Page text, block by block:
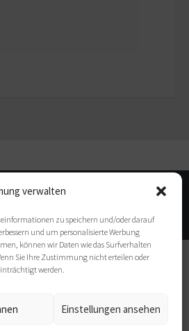
verwalten
zu speichern und/oder darauf
und um personalisierte Werbung
können wir Daten wie das Surfverhalten
Sie Ihre Zustimmung nicht erteilen oder
werden.
Einstellungen ansehen